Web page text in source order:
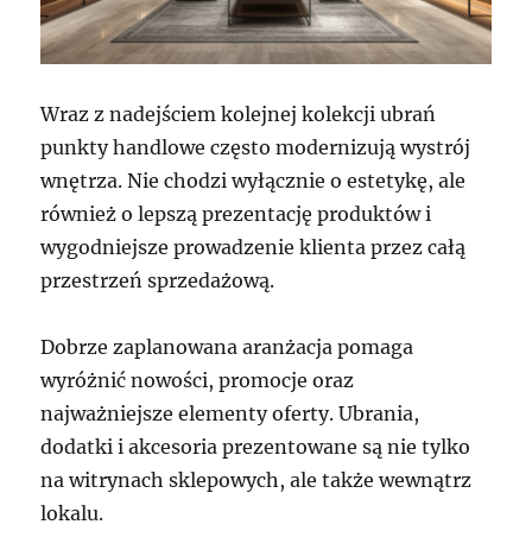
Wraz z nadejściem kolejnej kolekcji ubrań
punkty handlowe często modernizują wystrój
wnętrza. Nie chodzi wyłącznie o estetykę, ale
również o lepszą prezentację produktów i
wygodniejsze prowadzenie klienta przez całą
przestrzeń sprzedażową.
Dobrze zaplanowana aranżacja pomaga
wyróżnić nowości, promocje oraz
najważniejsze elementy oferty. Ubrania,
dodatki i akcesoria prezentowane są nie tylko
na witrynach sklepowych, ale także wewnątrz
lokalu.